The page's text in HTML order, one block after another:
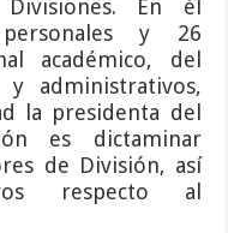
En él
y 26
académico, del
y administrativos,
la presidenta del
es dictaminar
de División, así
respecto al